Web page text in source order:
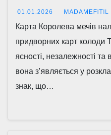
01.01.2026 MADAMEFITIL
Карта Королева мечів
придворних карт колоди
ясності, незалежності та
вона з’являється у
знак, що…